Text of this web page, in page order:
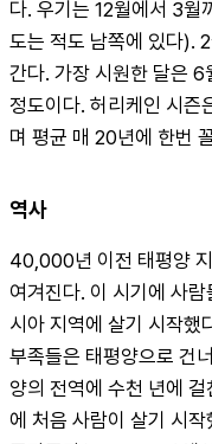
다. 우기는 12월에서 3월
도는 적도 남쪽에 있다).
간다. 가장 시원한 달은
정도이다. 허리케인 시즌
며 평균 매 20년에 한번
역사
40,000년 이전 태평양
여겨진다. 이 시기에 사
시아 지역에 살기 시작했
부족들은 태평양으로 건
양의 전역에 수천 년에
에 처음 사람이 살기 시